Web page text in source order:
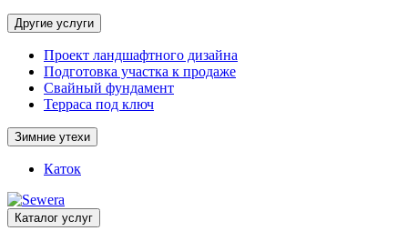
Другие услуги
Проект ландшафтного дизайна
Подготовка участка к продаже
Свайный фундамент
Терраса под ключ
Зимние утехи
Каток
Каталог услуг